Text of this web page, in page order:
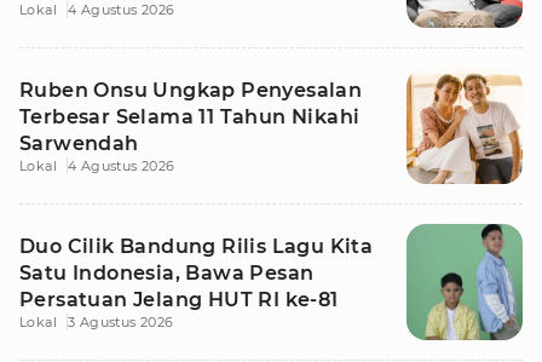
Lokal 4 Agustus 2026
Ruben Onsu Ungkap Penyesalan
Terbesar Selama 11 Tahun Nikahi
Sarwendah
Lokal 4 Agustus 2026
Duo Cilik Bandung Rilis Lagu Kita
Satu Indonesia, Bawa Pesan
Persatuan Jelang HUT RI ke-81
Lokal 3 Agustus 2026